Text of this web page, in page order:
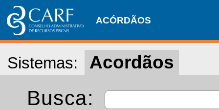
ACÓRDÃOS
Sistemas: Acordãos
Busca: